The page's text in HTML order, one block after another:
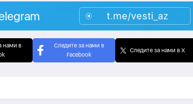
t.me/vesti_az
нами в
Следите за нами в
Facebook
Следите за нами в X